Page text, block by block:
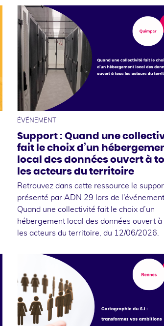
ÉVÉNEMENT
Support : Quand une
fait le choix d’un
local des données ouvert à
les acteurs du territoire
Retrouvez dans cette ressource le
présenté par ADN 29 lors de
Quand une collectivité fait le choix d’un
hébergement local des données ouvert à
les acteurs du territoire, du 12/06/2026.